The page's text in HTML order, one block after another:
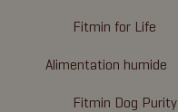
Fitmin for Life
Alimentation humide
Fitmin Dog Purity